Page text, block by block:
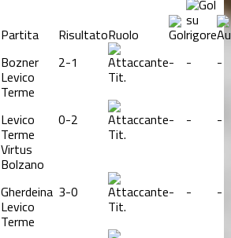
Partita RisultatoRuolo
Bozner
Levico
Terme
2-1
Tit.
- - -
Levico
Terme
Virtus
Bolzano
0-2
Tit.
- - -
Gherdeina
Levico
Terme
3-0
Tit.
- - -